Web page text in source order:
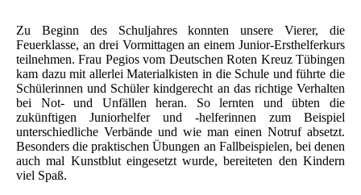
Zu Beginn des Schuljahres konnten unsere Vierer, die
Feuerklasse, an drei Vormittagen an einem Junior-Ersthelferkurs
teilnehmen. Frau Pegios vom Deutschen Roten Kreuz Tübingen
kam dazu mit allerlei Materialkisten in die Schule und führte die
Schülerinnen und Schüler kindgerecht an das richtige Verhalten
bei Not- und Unfällen heran. So lernten und übten die
zukünftigen Juniorhelfer und -helferinnen zum Beispiel
unterschiedliche Verbände und wie man einen Notruf absetzt.
Besonders die praktischen Übungen an Fallbeispielen, bei denen
auch mal Kunstblut eingesetzt wurde, bereiteten den Kindern
viel Spaß.